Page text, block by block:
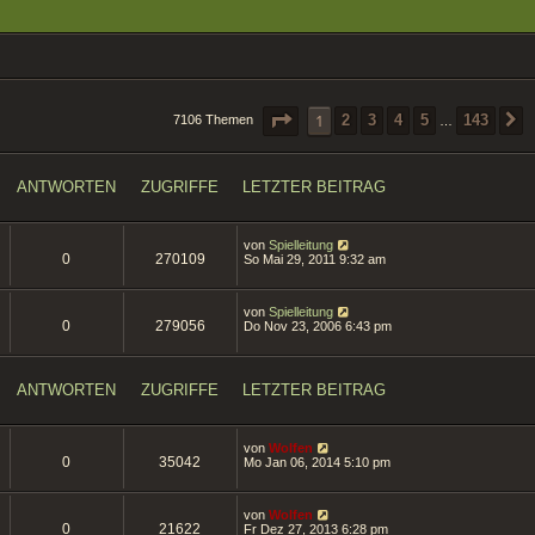
7106 Themen SEITE1 VON143
1 2 3 4 5 143
ANTWORTEN ZUGRIFFE LETZTER BEITRAG
0 270109
von Spielleitung
So Mai 29, 2011 9:32 am
0 279056
von Spielleitung
Do Nov 23, 2006 6:43 pm
ANTWORTEN ZUGRIFFE LETZTER BEITRAG
0 35042
von Wolfen
Mo Jan 06, 2014 5:10 pm
0 21622
von Wolfen
Fr Dez 27, 2013 6:28 pm